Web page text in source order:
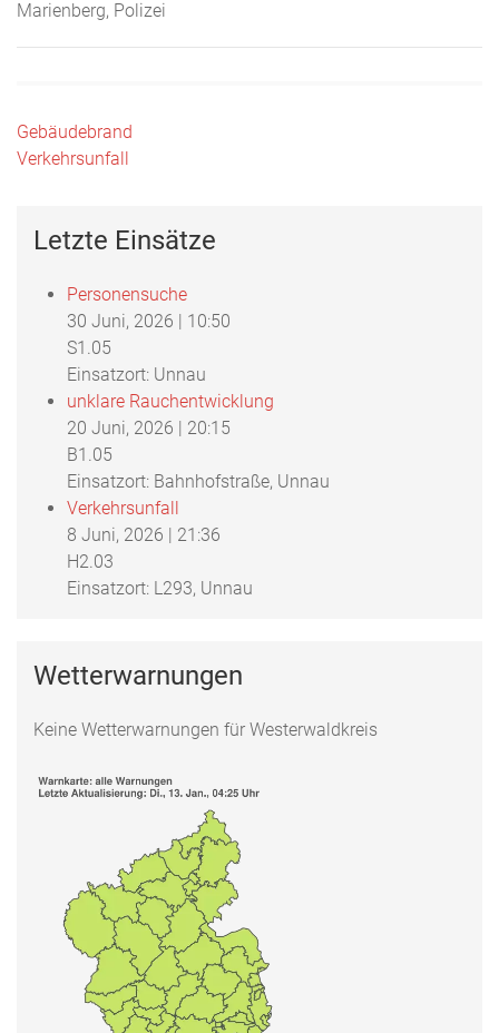
Marienberg, Polizei
Beitragsnavigation
Gebäudebrand
Verkehrsunfall
Letzte Einsätze
Personensuche
30 Juni, 2026 | 10:50
S1.05
Einsatzort: Unnau
unklare Rauchentwicklung
20 Juni, 2026 | 20:15
B1.05
Einsatzort: Bahnhofstraße, Unnau
Verkehrsunfall
8 Juni, 2026 | 21:36
H2.03
Einsatzort: L293, Unnau
Wetterwarnungen
Keine Wetterwarnungen für Westerwaldkreis